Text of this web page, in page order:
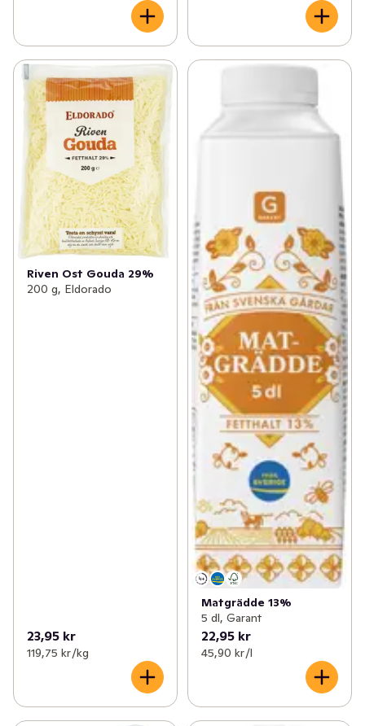
Riven Ost Gouda 29%
200 g, Eldorado
23,95 kr
119,75 kr /kg
Matgrädde 13%
5 dl, Garant
22,95 kr
45,90 kr /l